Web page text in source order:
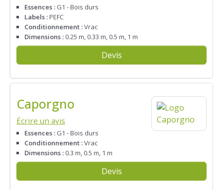
Essences : G1 - Bois durs
Labels :PEFC
Conditionnement :Vrac
Dimensions : 0.25 m, 0.33 m, 0.5 m, 1 m
Devis
Caporgno
Écrire un avis
Essences : G1 - Bois durs
Conditionnement :Vrac
Dimensions : 0.3 m, 0.5 m, 1 m
Devis